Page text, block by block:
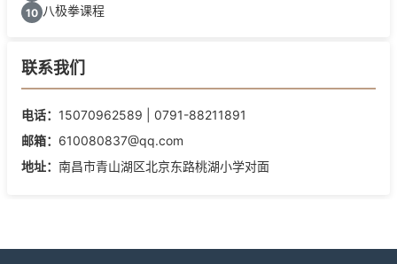
10 八极拳课程
联系我们
电话： 15070962589 | 0791-88211891
邮箱： 610080837@qq.com
地址： 南昌市青山湖区北京东路桃湖小学对面